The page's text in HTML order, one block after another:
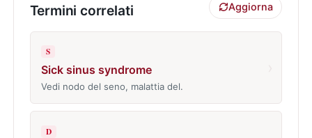
Termini correlati Aggiorna
S
Sick sinus syndrome
Vedi nodo del seno, malattia del.
D